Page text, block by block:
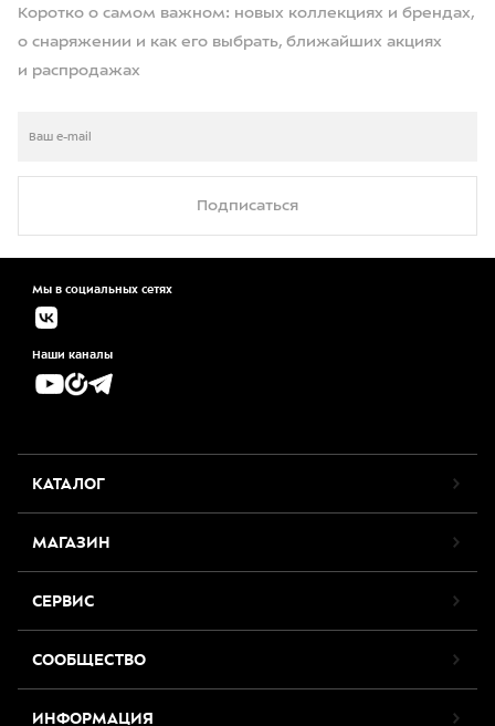
Коротко о самом важном: новых коллекциях и брендах,
о снаряжении и как его выбрать, ближайших акциях
и распродажах
Подписаться
Мы в социальных сетях
Наши каналы
КАТАЛОГ
МАГАЗИН
СЕРВИС
СООБЩЕСТВО
ИНФОРМАЦИЯ